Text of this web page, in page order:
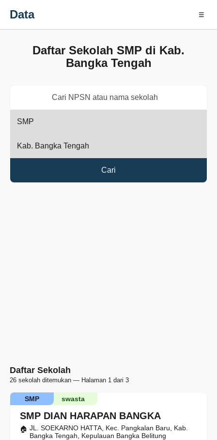
Data ☰
Daftar Sekolah SMP di Kab.
Bangka Tengah
Cari
Daftar Sekolah
26 sekolah ditemukan — Halaman 1 dari 3
SMP DIAN HARAPAN BANGKA
swasta
SMP
JL. SOEKARNO HATTA, Kec. Pangkalan Baru, Kab.
Bangka Tengah, Kepulauan Bangka Belitung